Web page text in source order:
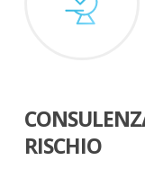
RISCHIO